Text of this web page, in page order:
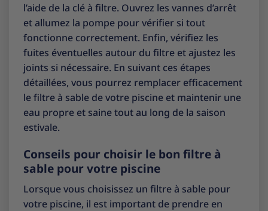
l’aide de la clé à filtre. Ouvrez les vannes d’arrêt
et allumez la pompe pour vérifier si tout
fonctionne correctement. Enfin, vérifiez les
fuites éventuelles autour du filtre et ajustez les
joints si nécessaire. En suivant ces étapes
détaillées, vous pourrez remplacer efficacement
le filtre à sable de votre piscine et maintenir une
eau propre et saine tout au long de la saison
estivale.
Conseils pour choisir le bon filtre à
sable pour votre piscine
Lorsque vous choisissez un filtre à sable pour
votre piscine, il est important de prendre en